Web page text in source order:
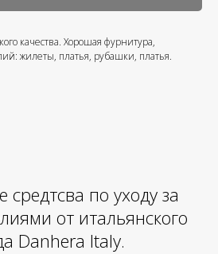
качества. Хорошая фурнитура,
жилеты, платья, рубашки, платья.
средтсва по уходу за
от итальянского
Danhera Italy.